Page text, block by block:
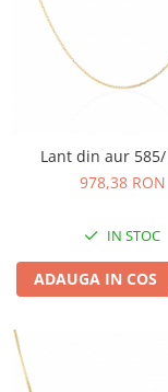
Lant din aur
978,38 RON
IN STOC
ADAUGA IN COS